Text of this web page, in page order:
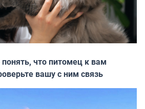
что питомец к вам
вашу с ним связь